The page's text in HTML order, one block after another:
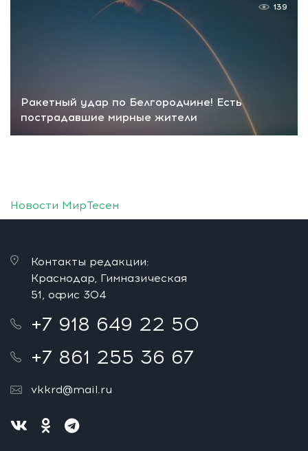
Ракетный удар по Белгородчине! Есть
пострадавшие мирные жители
139
Новости МирТесен
Контакты редакции:
Краснодар, Гимназическая
51, офис 304
+7 918 649 22 50
+7 861 255 36 67
vkkrd@mail.ru